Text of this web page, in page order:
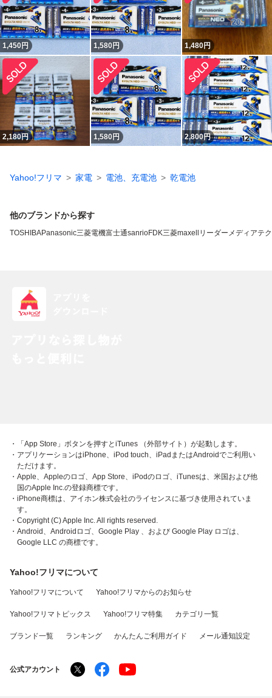
1,450円 1,580円 1,480円
2,180円 1,580円 2,800円
Yahoo!フリマ 家電 電池、充電池 乾電池
他のブランドから探す
TOSHIBAPanasonic三菱電機富士通sanrioFDK三菱maxell リーダーメディアテ
・「App Store」ボタンを押すとiTunes （外部サイト）が起動します。
・アプリケーションはiPhone、iPod touch、iPadまたはAndroidでご利用い
ただけます。
・Apple、Appleのロゴ、App Store、iPodのロゴ、iTunesは、米国および他
国のApple Inc.の登録商標です。
・iPhone商標は、アイホン株式会社のライセンスに基づき使用されていま
す。
・Copyright (C) Apple Inc. All rights reserved.
・Android、Androidロゴ、Google Play 、および Google Play ロゴは、
Google LLC の商標です。
Yahoo!フリマについて
Yahoo!フリマについて Yahoo!フリマからのお知らせ
Yahoo!フリマトピックス Yahoo!フリマ特集 カテゴリ一覧
ブランド一覧 ランキング かんたんご利用ガイド メール通知設定
公式アカウント